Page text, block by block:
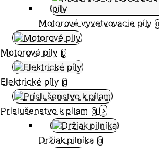
Motorové vyvetvovacie píly
Motorové píly 0
Elektrické píly 0
Príslušenstvo k pílam 0
Držiak pilníka 0